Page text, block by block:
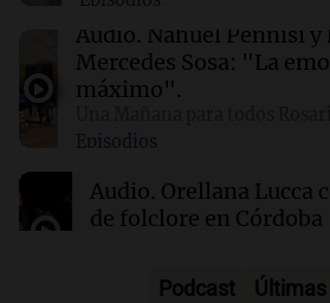
02:13 Mundo
Más de 1.300 vuelos
ante la llegada del tifón
02:03
Airbnb acelera el
gracias a la inteligencia
Audio. Nahuel Pennisi y
Mercedes Sosa: "La
máximo".
Episodios
Audio. Orellana Lucca
de folclore en Córdoba
Podcast Últimas